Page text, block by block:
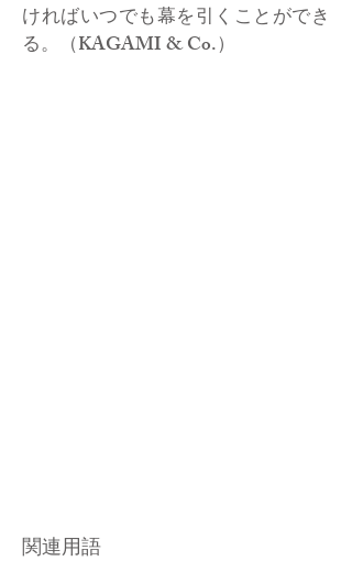
ければいつでも幕を引くことができ
る。（KAGAMI & Co.）
関連用語